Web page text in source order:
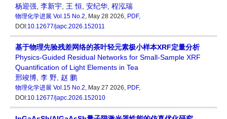
杨迎强 李新宇 王 恒 安纪华 程泓瑞
物理化学进展 Vol.15 No.2, May 28 2026, PDF,
DOI:10.12677/japc.2026.152011
基于物理先验残差网络的茶叶轻元素极小样本XRF定量分析
Physics-Guided Residual Networks for Small-Sample XRF
Quantification of Light Elements in Tea
邢竣博 李 野 赵 鹏
物理化学进展 Vol.15 No.2, May 27 2026, PDF,
DOI:10.12677/japc.2026.152010